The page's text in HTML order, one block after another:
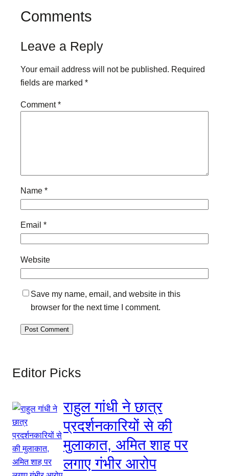
Comments
Leave a Reply
Your email address will not be published. Required
fields are marked *
Comment*
Name *
Email *
Website
Save my name, email, and website in this
browser for the next time I comment.
Editor Picks
राहुल गांधी ने छात्र
प्रदर्शनकारियों से की
मुलाकात, अमित शाह पर
लगाए गंभीर आरोप